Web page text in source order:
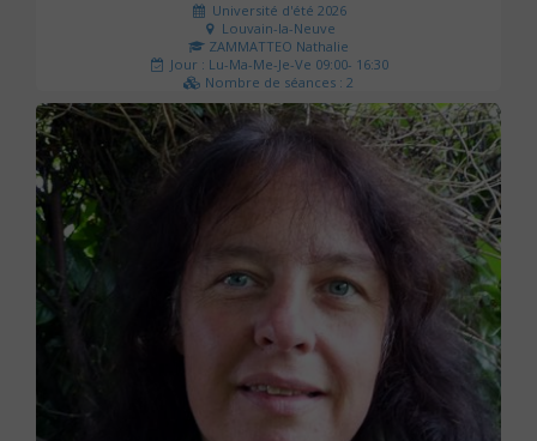
Université d'été 2026
Louvain-la-Neuve
ZAMMATTEO Nathalie
Jour : Lu-Ma-Me-Je-Ve 09:00- 16:30
Nombre de séances : 2
140 €